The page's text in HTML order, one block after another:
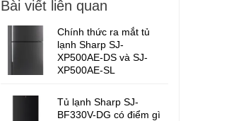
Bài viết liên quan
Chính thức ra mắt tủ
lạnh Sharp SJ-
XP500AE-DS và SJ-
XP500AE-SL
Tủ lạnh Sharp SJ-
BF330V-DG có điểm gì